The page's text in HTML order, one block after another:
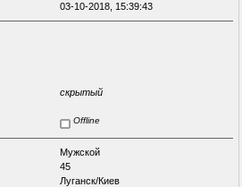
03-10-2018, 15:39:43
скрытый
Offline
Мужской
45
Луганск/Киев